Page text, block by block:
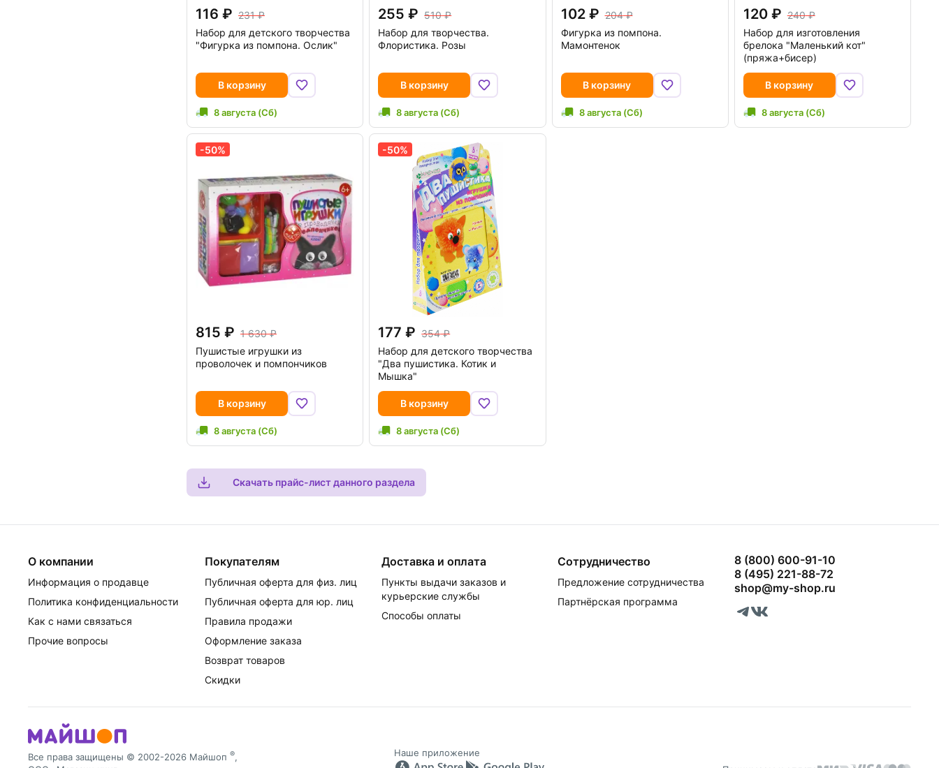
116
231
Набор для детского творчества
"Фигурка из помпона. Ослик"
В корзину
8 августа (Сб)
255
510
Набор для творчества.
Флористика. Розы
В корзину
8 августа (Сб)
102
204
Фигурка из помпона.
Мамонтенок
В корзину
8 августа (Сб)
120
240
Набор для изготовления
брелока "Маленький кот"
(пряжа+бисер)
В корзину
8 августа (Сб)
-50%
815
1 630
Пушистые игрушки из
проволочек и помпончиков
В корзину
8 августа (Сб)
-50%
177
354
Набор для детского творчества
"Два пушистика. Котик и
Мышка"
В корзину
8 августа (Сб)
Скачать прайс-лист данного раздела
О компании
Информация о продавце
Политика конфиденциальности
Как с нами связаться
Прочие вопросы
Покупателям
Публичная оферта для физ. лиц
Публичная оферта для юр. лиц
Правила продажи
Оформление заказа
Возврат товаров
Скидки
Доставка и оплата
Пункты выдачи заказов и
курьерские службы
Способы оплаты
Сотрудничество
Предложение сотрудничества
Партнёрская программа
8 (800) 600-91-10
8 (495) 221-88-72
shop@my-shop.ru
Все права защищены © 2002-2026 Майшоп ®,
Наше приложение